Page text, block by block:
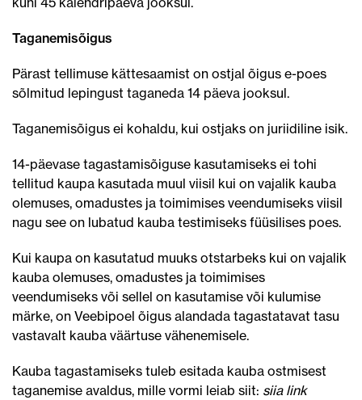
Taganemisõigus
Pärast tellimuse kättesaamist on ostjal õigus e-poes
sõlmitud lepingust taganeda 14 päeva jooksul.
Taganemisõigus ei kohaldu, kui ostjaks on juriidiline isik.
14-päevase tagastamisõiguse kasutamiseks ei tohi
tellitud kaupa kasutada muul viisil kui on vajalik kauba
olemuses, omadustes ja toimimises veendumiseks viisil
nagu see on lubatud kauba testimiseks füüsilises poes.
Kui kaupa on kasutatud muuks otstarbeks kui on vajalik
kauba olemuses, omadustes ja toimimises
veendumiseks või sellel on kasutamise või kulumise
märke, on Veebipoel õigus alandada tagastatavat tasu
vastavalt kauba väärtuse vähenemisele.
Kauba tagastamiseks tuleb esitada kauba ostmisest
taganemise avaldus, mille vormi leiab siit: siia link